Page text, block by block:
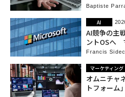
Baptiste
AI
AI競争の主
ントOSへ
トフォーム戦
Francis
マーケティング
オムニチャ
トフォー